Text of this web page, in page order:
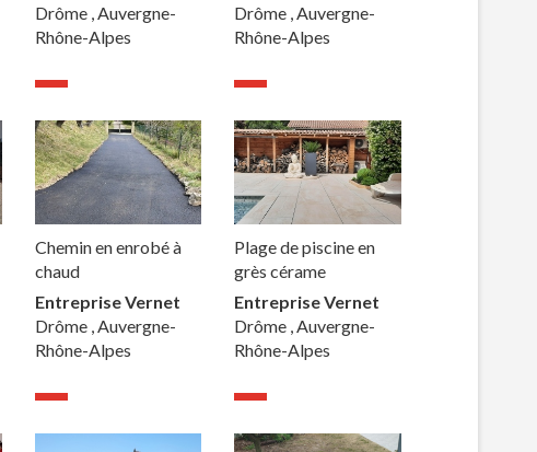
Drôme , Auvergne-
Rhône-Alpes
Drôme , Auvergne-
Rhône-Alpes
Chemin en enrobé à
chaud
Entreprise Vernet
Drôme , Auvergne-
Rhône-Alpes
Plage de piscine en
grès cérame
Entreprise Vernet
Drôme , Auvergne-
Rhône-Alpes